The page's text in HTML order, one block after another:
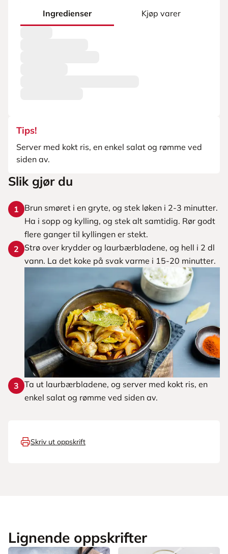
Ingredienser Kjøp varer
Tips!
Server med kokt ris, en enkel salat og rømme ved
siden av.
Slik gjør du
1
Brun smøret i en gryte, og stek løken i 2-3 minutter.
Ha i sopp og kylling, og stek alt samtidig. Rør godt
flere ganger til kyllingen er stekt.
2
Strø over krydder og laurbærbladene, og hell i 2 dl
vann. La det koke på svak varme i 15-20 minutter.
3 Ta ut laurbærbladene, og server med kokt ris, en
enkel salat og rømme ved siden av.
Skriv ut oppskrift
Lignende oppskrifter